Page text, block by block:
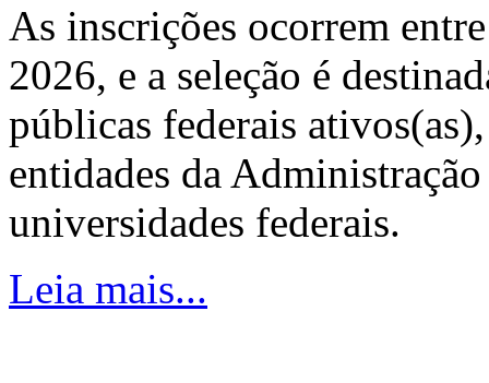
As inscrições ocorrem
2026, e a seleção é
públicas federais
entidades da
universidades federais.
Leia mais...